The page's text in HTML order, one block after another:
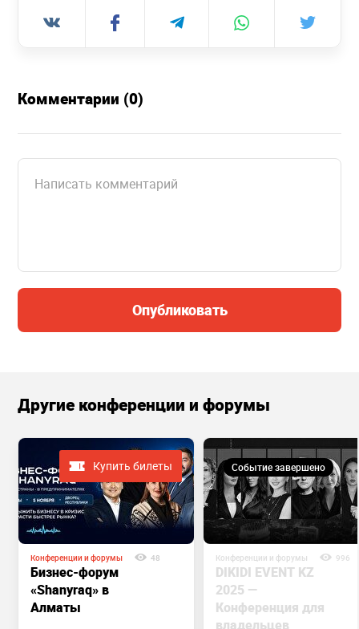
Комментарии (0)
Опубликовать
Другие конференции и форумы
Купить билеты
Конференции и форумы 48
Бизнес-форум
«Shanyraq» в
Алматы
Событие завершено
Конференции и форумы 996
DIKIDI EVENT KZ
2025 —
Конференция для
владельцев